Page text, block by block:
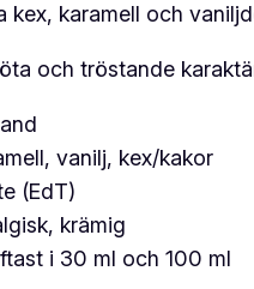
kex, karamell och
och tröstande
vanilj, kex/kakor
(EdT)
krämig
i 30 ml och 100 ml